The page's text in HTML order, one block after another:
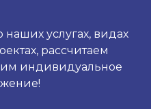
услугах, видах
рассчитаем
индивидуальное